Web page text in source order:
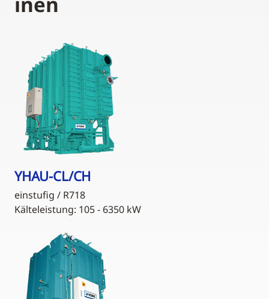
YHAU-CL/CH
einstufig / R718
Kälteleistung: 105 - 6350 kW